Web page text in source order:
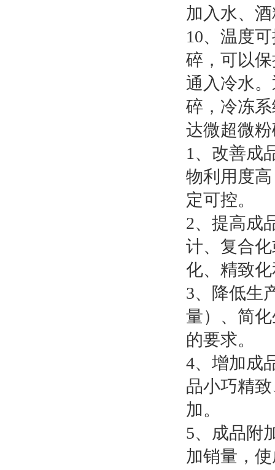
加入水、
10、温度
碎，可以
通入冷水
碎，冷冻
达微超微
1、改善成
物利用度
定可控。
2、提高成
计、复合
化、精致
3、降低生
量）、简
的要求。
4、增加成
品小巧精
加。
5、成品附
加销量，